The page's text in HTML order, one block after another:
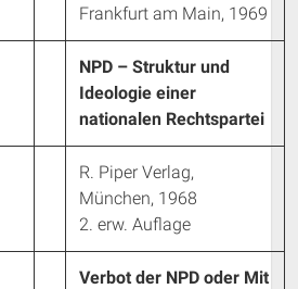
Frankfurt am Main, 1969
NPD – Struktur und
Ideologie einer
nationalen Rechtspartei
R. Piper Verlag,
München, 1968
2. erw. Auflage
Verbot der NPD oder Mit